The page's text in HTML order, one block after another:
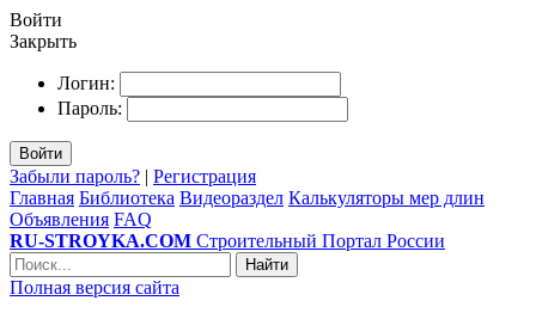
Войти
Закрыть
Логин:
Пароль:
Войти
Забыли пароль? | Регистрация
Главная Библиотека Видеораздел Калькуляторы мер длин
Объявления FAQ
RU-STROYKA.COM Строительный Портал России
Найти
Полная версия сайта